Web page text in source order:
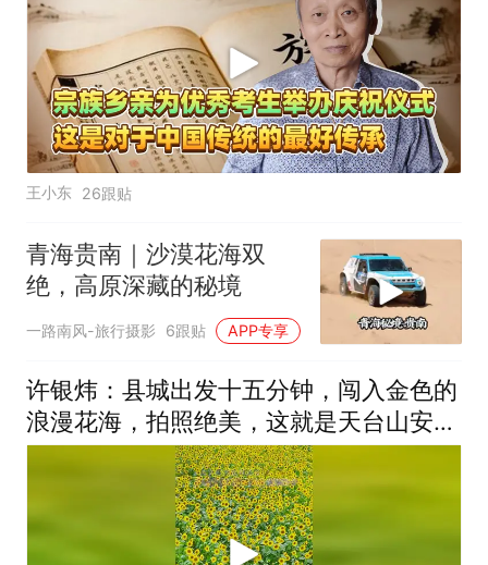
王小东 26跟贴
青海贵南｜沙漠花海双
绝，高原深藏的秘境
一路南风-旅行摄影 6跟贴 APP专享
许银炜：县城出发十五分钟，闯入金色的
浪漫花海，拍照绝美，这就是天台山安科
大片的向日葵盛放，快快来打卡